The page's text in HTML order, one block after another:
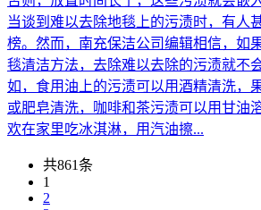
当谈到难以去除地毯上的污渍时，有人
榜。然而，南充保洁公司编辑相信，如
毯清洁方法，去除难以去除的污渍就不
如，食用油上的污渍可以用酒精清洗，
或肥皂清洗，咖啡和茶污渍可以用甘油
欢在家里吃冰淇淋，用汽油擦...
共861条
1
2